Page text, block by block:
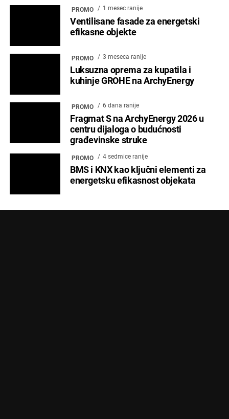
PROMO 1 mesec ranije
Ventilisane fasade za energetski
efikasne objekte
PROMO 3 meseca ranije
Luksuzna oprema za kupatila i
kuhinje GROHE na ArchyEnergy
PROMO 6 dana ranije
Fragmat S na ArchyEnergy 2026 u
centru dijaloga o budućnosti
građevinske struke
PROMO 4 sedmice ranije
BMS i KNX kao ključni elementi za
energetsku efikasnost objekata